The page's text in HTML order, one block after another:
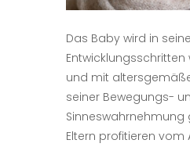
Das Baby wird in
und mit
seiner Bewegungs-
Sinneswahrnehmung
Eltern profitieren